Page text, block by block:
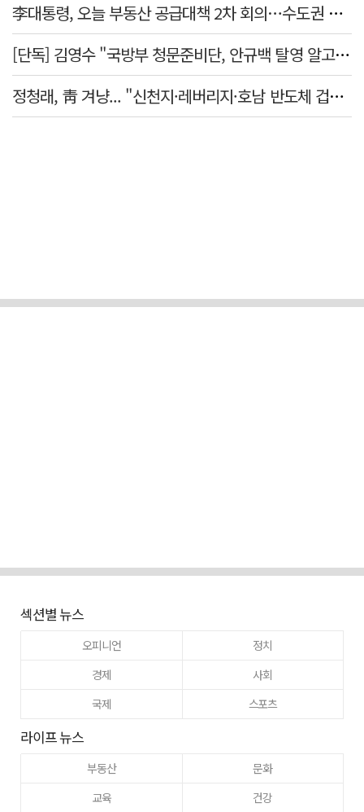
李대통령, 오늘 부동산 공급대책 2차 회의…수도권 공급안 논의
[단독] 김영수 "국방부 청문준비단, 안규백 탈영 알고있었다"
정청래, 靑 겨냥... "신천지·레버리지·호남 반도체 겁박 사과하라"
섹션별 뉴스
오피니언
정치
경제
사회
국제
스포츠
라이프 뉴스
부동산
문화
교육
건강